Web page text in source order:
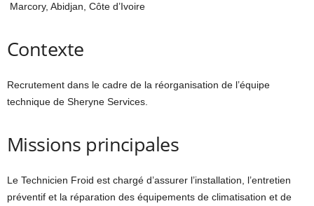
Marcory, Abidjan, Côte d’Ivoire
Contexte
Recrutement dans le cadre de la réorganisation de l’équipe
technique de Sheryne Services.
Missions principales
Le Technicien Froid est chargé d’assurer l’installation, l’entretien
préventif et la réparation des équipements de climatisation et de